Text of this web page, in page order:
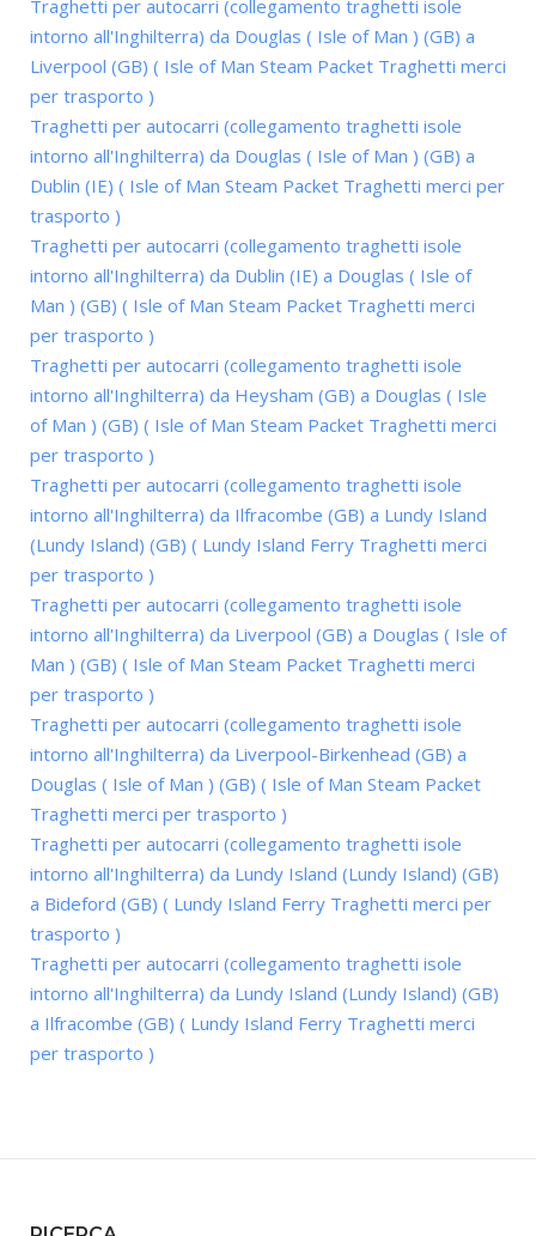
Traghetti per autocarri (collegamento traghetti isole
intorno all'Inghilterra) da Douglas ( Isle of Man ) (GB) a
Liverpool (GB) ( Isle of Man Steam Packet Traghetti merci
per trasporto )
Traghetti per autocarri (collegamento traghetti isole
intorno all'Inghilterra) da Douglas ( Isle of Man ) (GB) a
Dublin (IE) ( Isle of Man Steam Packet Traghetti merci per
trasporto )
Traghetti per autocarri (collegamento traghetti isole
intorno all'Inghilterra) da Dublin (IE) a Douglas ( Isle of
Man ) (GB) ( Isle of Man Steam Packet Traghetti merci
per trasporto )
Traghetti per autocarri (collegamento traghetti isole
intorno all'Inghilterra) da Heysham (GB) a Douglas ( Isle
of Man ) (GB) ( Isle of Man Steam Packet Traghetti merci
per trasporto )
Traghetti per autocarri (collegamento traghetti isole
intorno all'Inghilterra) da Ilfracombe (GB) a Lundy Island
(Lundy Island) (GB) ( Lundy Island Ferry Traghetti merci
per trasporto )
Traghetti per autocarri (collegamento traghetti isole
intorno all'Inghilterra) da Liverpool (GB) a Douglas ( Isle of
Man ) (GB) ( Isle of Man Steam Packet Traghetti merci
per trasporto )
Traghetti per autocarri (collegamento traghetti isole
intorno all'Inghilterra) da Liverpool-Birkenhead (GB) a
Douglas ( Isle of Man ) (GB) ( Isle of Man Steam Packet
Traghetti merci per trasporto )
Traghetti per autocarri (collegamento traghetti isole
intorno all'Inghilterra) da Lundy Island (Lundy Island) (GB)
a Bideford (GB) ( Lundy Island Ferry Traghetti merci per
trasporto )
Traghetti per autocarri (collegamento traghetti isole
intorno all'Inghilterra) da Lundy Island (Lundy Island) (GB)
a Ilfracombe (GB) ( Lundy Island Ferry Traghetti merci
per trasporto )